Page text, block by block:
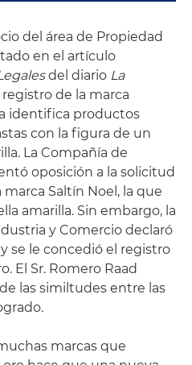
del área de Propiedad
en el artículo
del diario La
de la marca
identifica productos
con la figura de un
La Compañía de
oposición a la solicitud
Saltín Noel, la que
amarilla. Sin embargo, la
y Comercio declaró
se le concedió el registro
El Sr. Romero Raad
las similtudes entre las
marcas que